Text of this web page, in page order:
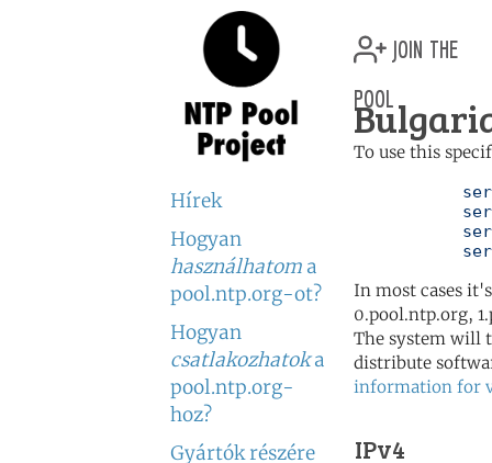
Hírek
Hogyan
használhatom a
pool.ntp.org-ot?
Hogyan
csatlakozhatoka
pool.ntp.org-
hoz?
Gyártók részére
join the
pool
To use this
In most cases
0.pool.ntp.org,
The system will
distribute
information for
IPv4